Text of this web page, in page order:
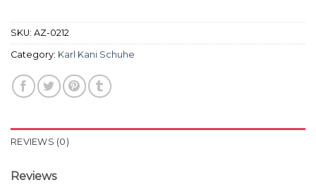
SKU: AZ-0212
Category: Karl Kani Schuhe
REVIEWS (0)
Reviews